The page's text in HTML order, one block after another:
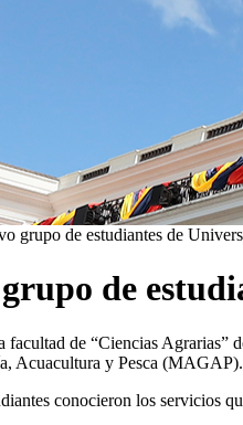
grupo de estudiantes de
de
facultad de “Ciencias
Acuacultura y Pesca
conocieron los servicios